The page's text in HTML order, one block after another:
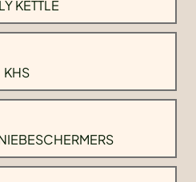
KETTLE
KHS